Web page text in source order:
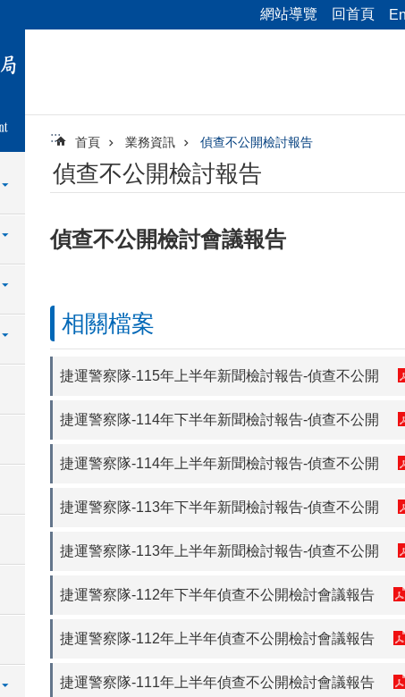
網站導覽 回首頁
::: 首頁 業務資訊 偵查不公開檢討報告
偵查不公開檢討報告
偵查不公開檢討會議報告
相關檔案
捷運警察隊-115年上半年新聞檢討報告-偵查不公開
捷運警察隊-114年下半年新聞檢討報告-偵查不公開
捷運警察隊-114年上半年新聞檢討報告-偵查不公開
捷運警察隊-113年下半年新聞檢討報告-偵查不公開
捷運警察隊-113年上半年新聞檢討報告-偵查不公開
捷運警察隊-112年下半年偵查不公開檢討會議報告
捷運警察隊-112年上半年偵查不公開檢討會議報告
捷運警察隊-111年上半年偵查不公開檢討會議報告